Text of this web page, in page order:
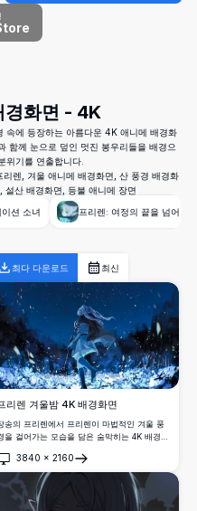
경화면 - 4K
속에 등장하는 아름다운 4K 애니메 배경화
함께 눈으로 덮인 멋진 봉우리들을 배경으
위기를 연출합니다.
렌, 겨울 애니메 배경화면, 산 풍경 배경화
설산 배경화면, 등불 애니메 장면
션 소녀 프리렌: 여정의 끝을 넘어
최다 다운로드 최신
리렌 겨울밤 4K 배경화면
송의 프리렌에서 프리렌이 마법적인 겨울 풍
을 걸어가는 모습을 담은 숨막히는 4K 배경화
밤하늘 아래에서 소용돌이치는 눈, 빛나는 꽃
, 그리고 마법에 걸린 꽃잎들에 둘러싸여 놀라
초고화질로 표현되었습니다.
3840 × 2160
기